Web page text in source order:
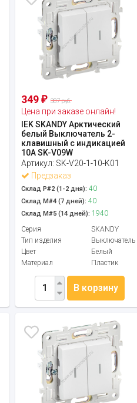
349₽ 387 руб.
Цена при заказе онлайн!
IEK SKANDY Арктический
белый Выключатель 2-
клавишный с индикацией
10А SK-V09W
Артикул: SK-V20-1-10-K01
Предзаказ
Склад Р#2 (1-2 дня): 40
Склад М#4 (7 дней): 40
Склад М#5 (14 дней): 1940
Серия
SKANDY
Тип изделия
Выключатель
Цвет
Белый
Материал
Пластик
В корзину